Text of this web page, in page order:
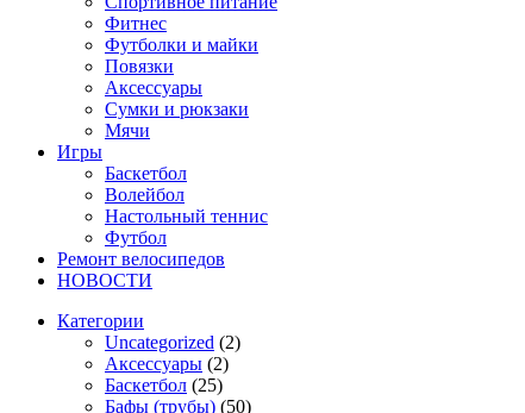
Фитнес
Футболки и майки
Повязки
Аксессуары
Сумки и рюкзаки
Мячи
Игры
Баскетбол
Волейбол
Настольный теннис
Футбол
Ремонт велосипедов
НОВОСТИ
Категории
Uncategorized (2)
Аксессуары (2)
Баскетбол (25)
Бафы (трубы) (50)